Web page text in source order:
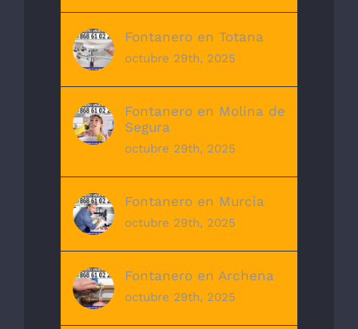
Fontanero en Totana
octubre 29th, 2025
Fontanero en Molina de
Segura
octubre 29th, 2025
Fontanero en Murcia
octubre 29th, 2025
Fontanero en Archena
octubre 29th, 2025